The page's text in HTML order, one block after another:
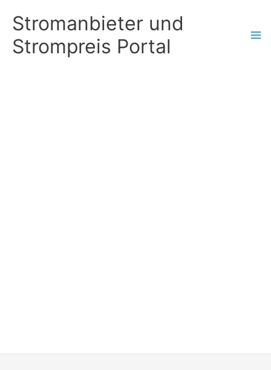
Inhalt
springen
Stromanbieter und
Strompreis Portal